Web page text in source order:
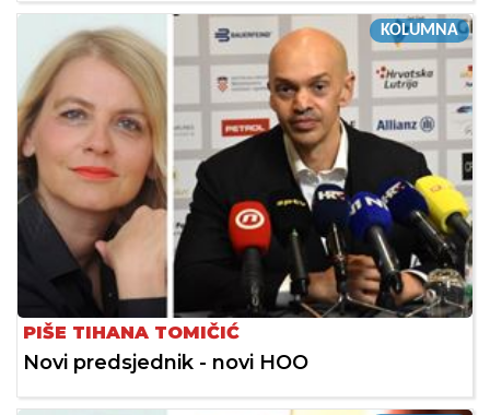
KOLUMNA
PIŠE TIHANA TOMIČIĆ
Novi predsjednik - novi HOO